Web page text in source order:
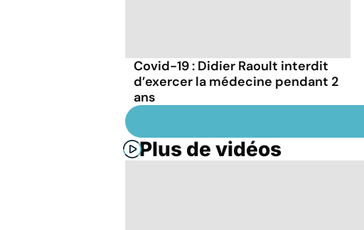
Covid-19 : Didier Raoult interdit
d’exercer la médecine pendant 2
ans
Plus de vidéos